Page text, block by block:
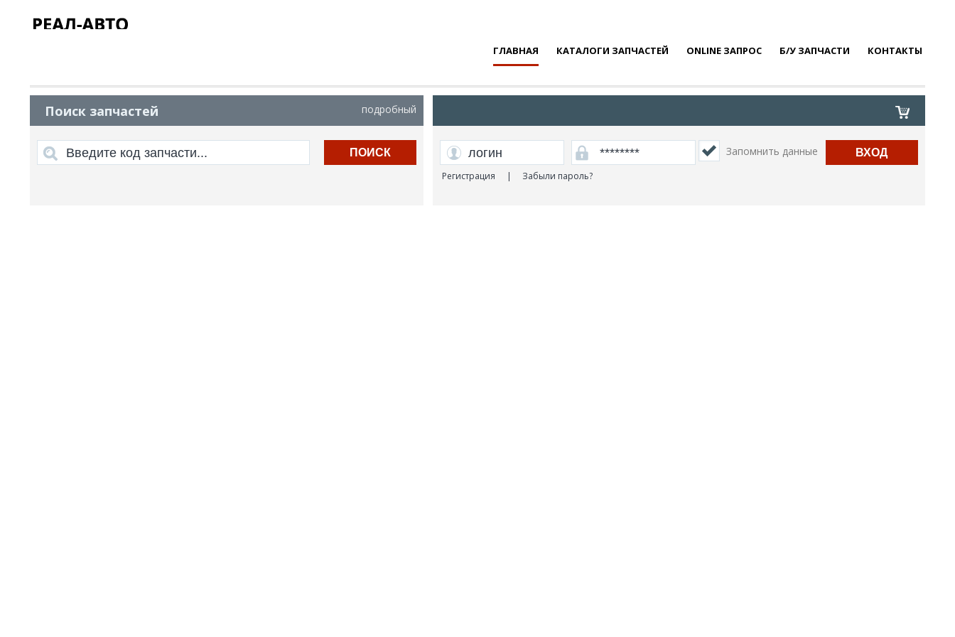
ГЛАВНАЯ КАТАЛОГИ ЗАПЧАСТЕЙ ONLINE ЗАПРОС Б/У ЗАПЧАСТИ КОНТАКТЫ
Поиск запчастей подробный
ПОИСК
Регистрация
| Забыли пароль?
Запомнить данные ВХОД